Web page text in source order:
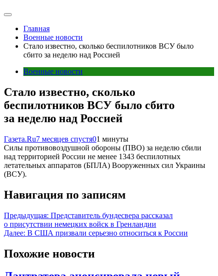
Главная
Военные новости
Стало известно, сколько беспилотников ВСУ было
сбито за неделю над Россией
Военные новости
Стало известно, сколько
беспилотников ВСУ было сбито
за неделю над Россией
Газета.Ru7 месяцев спустя01 минуты
Силы противовоздушной обороны (ПВО) за неделю сбили
над территорией России не менее 1343 беспилотных
летательных аппаратов (БПЛА) Вооруженных сил Украины
(ВСУ).
Навигация по записям
Предыдущая: Представитель бундесвера рассказал
о присутствии немецких войск в Гренландии
Далее: В США призвали серьезно относиться к России
Похожие новости